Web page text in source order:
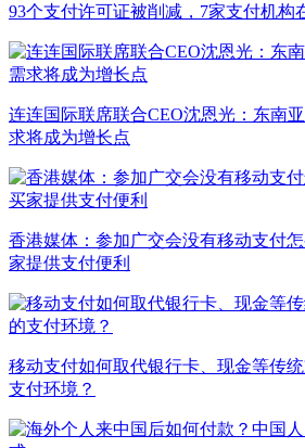
93个支付许可证被削减，7家支付机构
连连国际联席联合CEO沈恩光：东南
求将成为增长点
香港媒体：参加广交会没有移动支付
家提供支付便利
移动支付如何取代银行卡、现金等传
支付环境？